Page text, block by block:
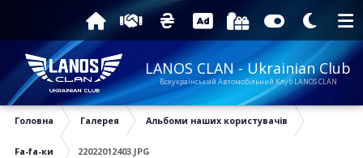
LANOS CLAN - Ukrainian Club
Всеукраїнський Автомобільний Клуб LANOS CLAN
Головна Галерея Альбоми наших користувачів
Fa-fa-ки 22022012403.JPG